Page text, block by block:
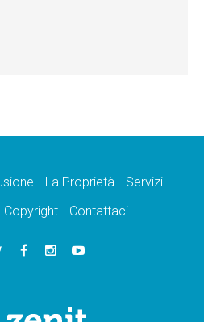
La Proprietà
Servizi
Copyright Contattaci